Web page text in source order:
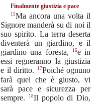
Finalmente giustizia e pace
15Ma ancora una volta il
Signore manderà su di noi il
suo spirito. La terra deserta
diventerà un giardino, e il
giardino una foresta,
16e in
essi regneranno la giustizia
e il diritto.
17Poiché ognuno
farà quel che è giusto, vi
sarà pace e sicurezza per
sempre.
18Il popolo di Dio,